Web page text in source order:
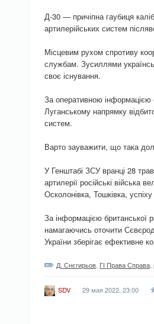
Д-30 — причіпна гаубиця
артилерійських систем
Місцевим рухом спротиву
службам. Зусиллями
своє існування.
За оперативною інформацією
Луганському напрямку
систем.
Варто зауважити, що така
У Генштабі ЗСУ вранці 28
артилерії російські війська
Осколонівка, Тошківка,
За інформацією британської
намагаючись оточити
України зберігає ефективне
Д. Снєгирьов ГІ Права Справа
SDV 29 мая 2022, 23:00